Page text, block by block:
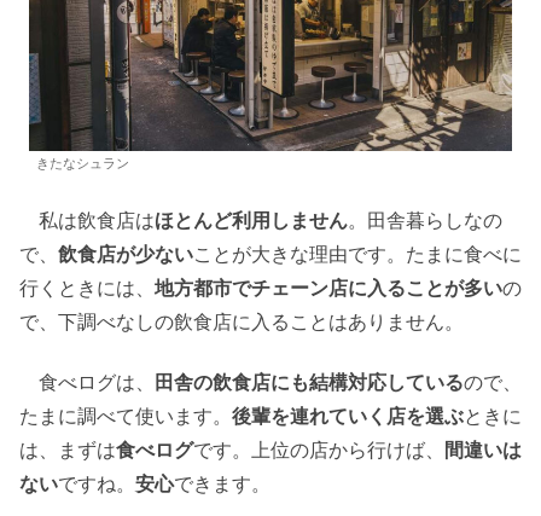
きたなシュラン
私は飲食店はほとんど利用しません。田舎暮らしなの
で、 飲食店が少ないことが大きな理由です。たまに食べに
行くときには、 地方都市でチェーン店に入ることが多いの
で、下調べなしの飲食店に入ることはありません。
食べログは、 田舎の飲食店にも結構対応しているので、
たまに調べて使います。 後輩を連れていく店を選ぶときに
は、まずは食べログです。上位の店から行けば、 間違いは
ないですね。 安心できます。